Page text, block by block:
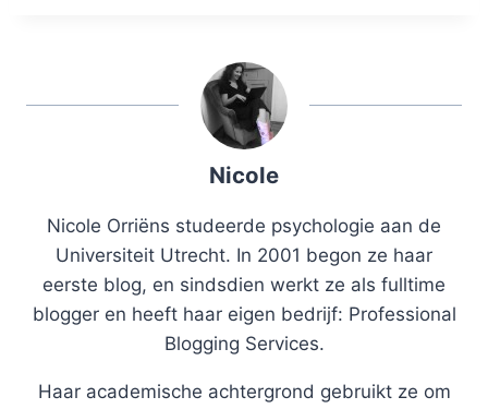
Nicole
Nicole Orriëns studeerde psychologie aan de
Universiteit Utrecht. In 2001 begon ze haar
eerste blog, en sindsdien werkt ze als fulltime
blogger en heeft haar eigen bedrijf: Professional
Blogging Services.
Haar academische achtergrond gebruikt ze om